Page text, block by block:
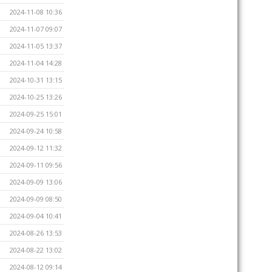
2024-11-08 10:36
2024-11-07 09:07
2024-11-05 13:37
2024-11-04 14:28
2024-10-31 13:15
2024-10-25 13:26
2024-09-25 15:01
2024-09-24 10:58
2024-09-12 11:32
2024-09-11 09:56
2024-09-09 13:06
2024-09-09 08:50
2024-09-04 10:41
2024-08-26 13:53
2024-08-22 13:02
2024-08-12 09:14